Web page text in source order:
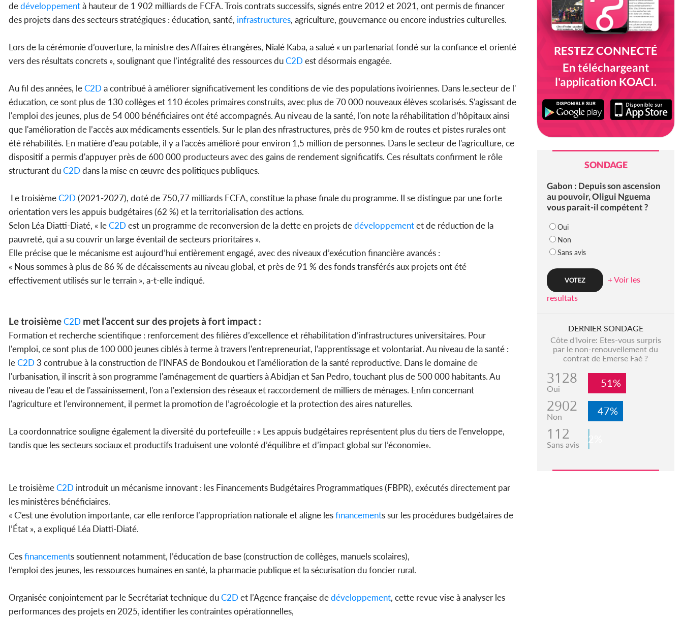
dedéveloppementà hauteur de 1 902 milliards de FCFA. Trois contrats successifs, signés entre 2012 et 2021, ont permis de financer
des projets dans des secteurs stratégiques : éducation, santé, infrastructures, agriculture, gouvernance ou encore industries culturelles.
Lors de la cérémonie d’ouverture, la ministre des Affaires étrangères, Nialé Kaba, a salué « un partenariat fondé sur la confiance et orienté
vers des résultats concrets », soulignant que l’intégralité des ressources duC2D est désormais engagée.
Au fil des années, leC2D a contribué à améliorer significativement les conditions de vie des populations ivoiriennes. Dans le.secteur de l'
éducation, ce sont plus de 130 collèges et 110 écoles primaires construits, avec plus de 70 000 nouveaux élèves scolarisés. S'agissant de
l'emploi des jeunes, plus de 54 000 bénéficiaires ont été accompagnés. Au niveau de la santé, l'on note la réhabilitation d’hôpitaux ainsi
que l'amélioration de l’accès aux médicaments essentiels. Sur le plan des nfrastructures, près de 950 km de routes et pistes rurales ont
été réhabilités. En matière d'eau potable, il y a l'accès amélioré pour environ 1,5 million de personnes. Dans le secteur de l'agriculture, ce
dispositif a permis d'appuyer près de 600 000 producteurs avec des gains de rendement significatifs. Ces résultats confirment le rôle
structurant duC2D dans la mise en œuvre des politiques publiques.
Le troisièmeC2D (2021-2027), doté de 750,77 milliards FCFA, constitue la phase finale du programme. Il se distingue par une forte
orientation vers les appuis budgétaires (62 %) et la territorialisation des actions.
Selon Léa Diatti-Diaté, « leC2D est un programme de reconversion de la dette en projets dedéveloppementet de réduction de la
pauvreté, qui a su couvrir un large éventail de secteurs prioritaires ».
Elle précise que le mécanisme est aujourd’hui entièrement engagé, avec des niveaux d’exécution financière avancés :
« Nous sommes à plus de 86 % de décaissements au niveau global, et près de 91 % des fonds transférés aux projets ont été
effectivement utilisés sur le terrain », a-t-elle indiqué.
Le troisièmeC2D met l’accent sur des projets à fort impact :
Formation et recherche scientifique : renforcement des filières d’excellence et réhabilitation d’infrastructures universitaires. Pour
l'emploi, ce sont plus de 100 000 jeunes ciblés à terme à travers l'entrepreneuriat, l'apprentissage et volontariat. Au niveau de la santé :
leC2D 3 contrubue à la construction de l’INFAS de Bondoukou et l'amélioration de la santé reproductive. Dans le domaine de
l'urbanisation, il inscrit à son programme l'aménagement de quartiers à Abidjan et San Pedro, touchant plus de 500 000 habitants. Au
niveau de l'eau et de l'assainissement, l'on a l'extension des réseaux et raccordement de milliers de ménages. Enfin concernant
l'agriculture et l'environnement, il permet la promotion de l’agroécologie et la protection des aires naturelles.
La coordonnatrice souligne également la diversité du portefeuille : « Les appuis budgétaires représentent plus du tiers de l’enveloppe,
tandis que les secteurs sociaux et productifs traduisent une volonté d’équilibre et d’impact global sur l’économie».
Le troisièmeC2D introduit un mécanisme innovant : les Financements Budgétaires Programmatiques (FBPR), exécutés directement par
les ministères bénéficiaires.
« C’est une évolution importante, car elle renforce l’appropriation nationale et aligne lesfinancements sur les procédures budgétaires de
l’État », a expliqué Léa Diatti-Diaté.
Cesfinancements soutiennent notamment, l’éducation de base (construction de collèges, manuels scolaires),
l’emploi des jeunes, les ressources humaines en santé, la pharmacie publique et la sécurisation du foncier rural.
Organisée conjointement par le Secrétariat technique duC2D et l’Agence française dedéveloppement, cette revue vise à analyser les
performances des projets en 2025, identifier les contraintes opérationnelles,
RESTEZ CONNECTÉ
En téléchargeant
l'application KOACI.
SONDAGE
Gabon : Depuis son ascension
au pouvoir, Oligui Nguema
vous parait-il compétent ?
Oui
Non
Sans avis
+ Voir les
resultats
DERNIER SONDAGE
Côte d'Ivoire: Etes-vous surpris
par le non-renouvellement du
contrat de Emerse Faé ?
3128
Oui 51%
2902
Non 47%
112
Sans avis 2%